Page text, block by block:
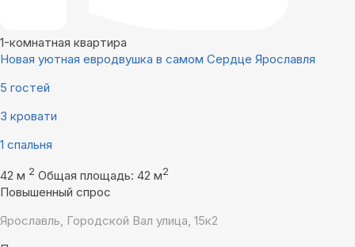
1-комнатная квартира
Новая уютная евродвушка в самом Сердце Ярославля
5 гостей
3 кровати
1 спальня
42 м 2 Общая площадь: 42 м2
Повышенный спрос
Ярославль, Городской Вал улица, 15к2